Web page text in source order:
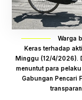
Warga
Keras terhadap
Minggu (12/4/2026).
menuntut para
Gabungan Pencari